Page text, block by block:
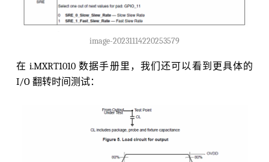
image-20231114220253579
在 i.MXRT1010 数据手册里，我们还可以看到更具体的
I/O 翻转时间测试：